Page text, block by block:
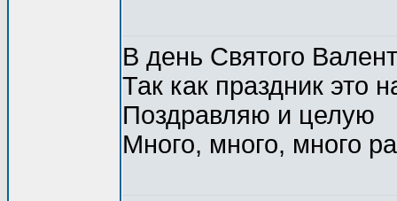
В день Святого
Так как праздник это
Поздравляю и целую
Много, много, много